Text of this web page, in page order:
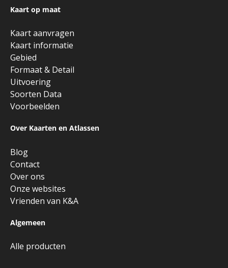
Kaart op maat
Kaart aanvragen
Kaart informatie
Gebied
Formaat & Detail
Uitvoering
Soorten Data
Voorbeelden
Over Kaarten en Atlassen
Blog
Contact
Over ons
Onze websites
Vrienden van K&A
Algemeen
Alle producten